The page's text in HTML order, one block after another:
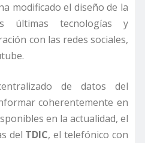
modificado el diseño de la
últimas tecnologías y
con las redes sociales,
de datos del
coherentemente en
en la actualidad, el
del TDIC, el telefónico con